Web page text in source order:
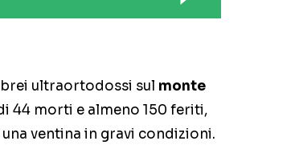
ultraortodossi sul monte
44 morti e almeno 150 feriti,
ventina in gravi condizioni.